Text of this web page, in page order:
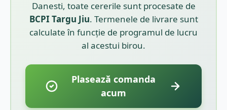
Danesti, toate cererile sunt procesate de
BCPI Targu Jiu. Termenele de livrare sunt
calculate în funcție de programul de lucru
al acestui birou.
Plasează comanda
acum